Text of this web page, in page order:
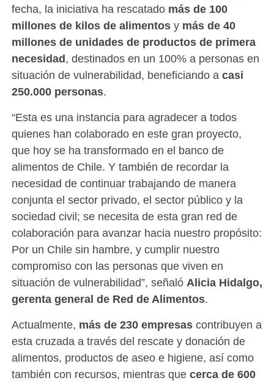
fecha, la iniciativa ha rescatado más de 100
millones de kilos de alimentosy más de 40
millones de unidades de productos de primera
necesidad, destinados en un 100% a personas en
situación de vulnerabilidad, beneficiando a casi
250.000 personas.
“Esta es una instancia para agradecer a todos
quienes han colaborado en este gran proyecto,
que hoy se ha transformado en el banco de
alimentos de Chile. Y también de recordar la
necesidad de continuar trabajando de manera
conjunta el sector privado, el sector público y la
sociedad civil; se necesita de esta gran red de
colaboración para avanzar hacia nuestro propósito:
Por un Chile sin hambre, y cumplir nuestro
compromiso con las personas que viven en
situación de vulnerabilidad”, señaló Alicia Hidalgo,
gerenta general de Red de Alimentos.
Actualmente, más de 230 empresascontribuyen a
esta cruzada a través del rescate y donación de
alimentos, productos de aseo e higiene, así como
también con recursos, mientras que cerca de 600